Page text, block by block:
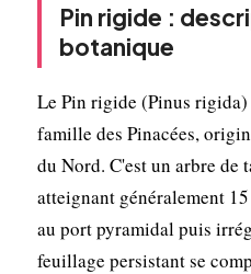
Pin rigide :
botanique
Le Pin rigide (Pinus
famille des Pinacées,
du Nord. C'est un arbre de
atteignant généralement
au port pyramidal puis
feuillage persistant se